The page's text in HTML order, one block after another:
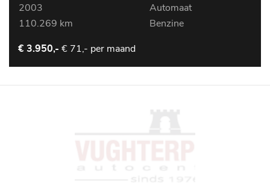
2003
Automaat
110.269 km
Benzine
€ 3.950,- € 71,- per maand